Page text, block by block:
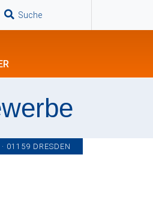
Suche
01159 DRESDEN